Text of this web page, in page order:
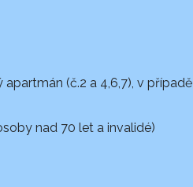
(č.2 a 4,6,7), v případě
nad 70 let a invalidé)